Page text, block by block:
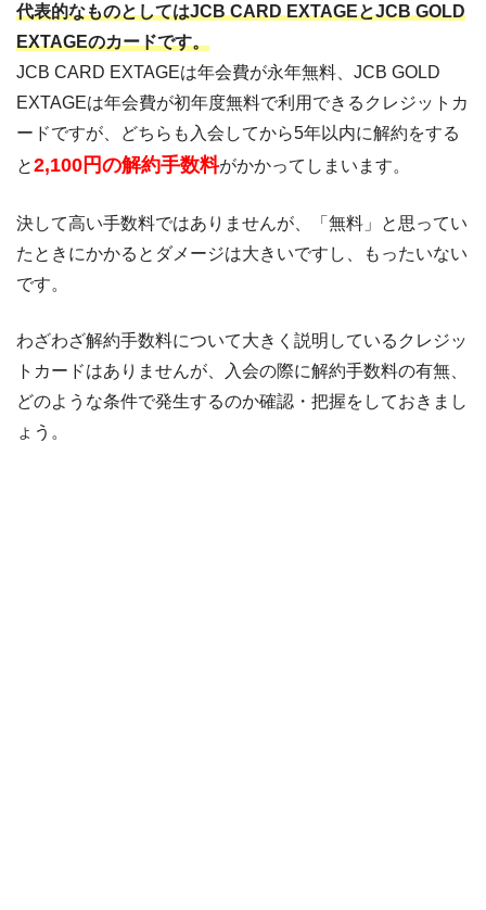
代表的なものとしてはJCB CARD EXTAGEとJCB GOLD
EXTAGEのカードです。
JCB CARD EXTAGEは年会費が永年無料、JCB GOLD
EXTAGEは年会費が初年度無料で利用できるクレジットカ
ードですが、どちらも入会してから5年以内に解約をする
と2,100円の解約手数料がかかってしまいます。
決して高い手数料ではありませんが、「無料」と思ってい
たときにかかるとダメージは大きいですし、もったいない
です。
わざわざ解約手数料について大きく説明しているクレジッ
トカードはありませんが、入会の際に解約手数料の有無、
どのような条件で発生するのか確認・把握をしておきまし
ょう。